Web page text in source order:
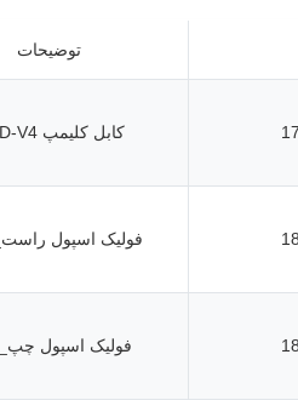
توضیحات
کابل کلیمپ CMD-V4
فولیک اسپول راست_S cpl.
فولیک اسپول چپ_S cpl